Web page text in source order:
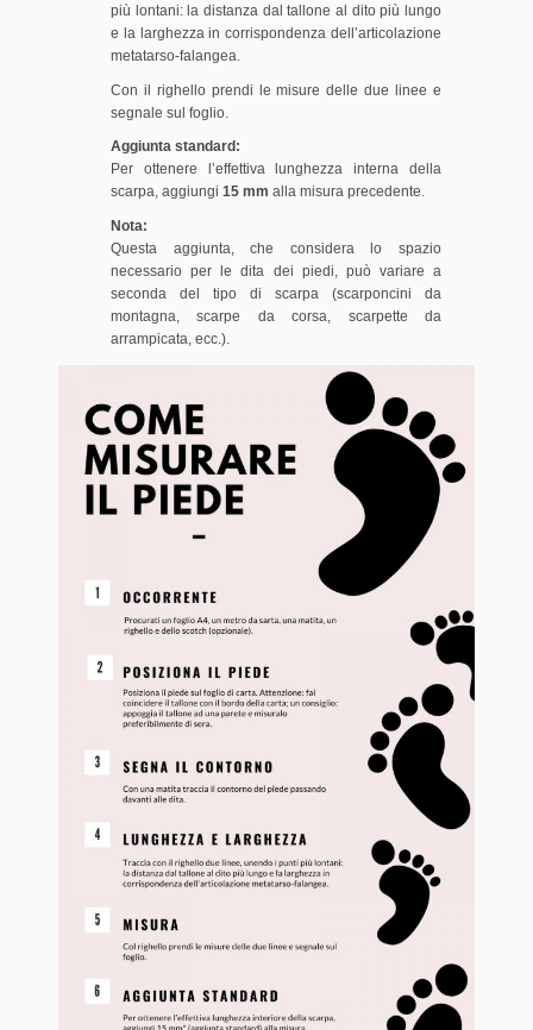
più lontani: la distanza dal tallone al dito più lungo
e la larghezza in corrispondenza dell’articolazione
metatarso-falangea.
Con il righello prendi le misure delle due linee e
segnale sul foglio.
Aggiunta standard:
Per ottenere l’effettiva lunghezza interna della
scarpa, aggiungi 15 mm alla misura precedente.
Nota:
Questa aggiunta, che considera lo spazio
necessario per le dita dei piedi, può variare a
seconda del tipo di scarpa (scarponcini da
montagna, scarpe da corsa, scarpette da
arrampicata, ecc.).